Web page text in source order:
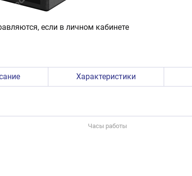
если в личном кабинете
Характеристики
Часы работы